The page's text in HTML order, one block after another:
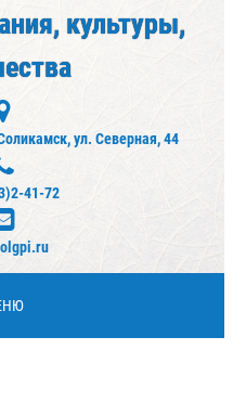
культуры,
ул. Северная, 44
41-72